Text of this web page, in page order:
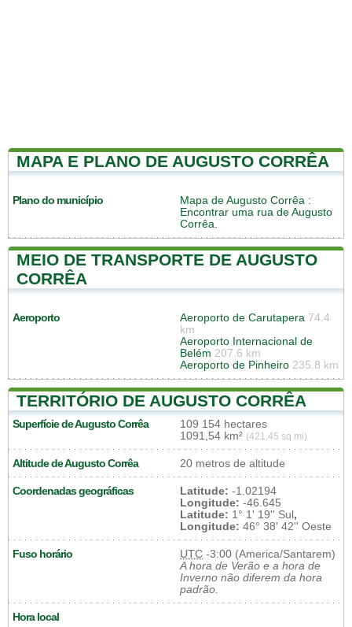
MAPA E PLANO DE AUGUSTO CORRÊA
Plano do município Mapa de Augusto Corrêa :
Encontrar uma rua de Augusto
Corrêa.
MEIO DE TRANSPORTE DE AUGUSTO
CORRÊA
Aeroporto Aeroporto de Carutapera 74.4
km
Aeroporto Internacional de
Belém 207.6 km
Aeroporto de Pinheiro 235.8 km
TERRITÓRIO DE AUGUSTO CORRÊA
Superfície de Augusto Corrêa
109 154 hectares
1091,54 km² (421,45 sq mi)
Altitude de Augusto Corrêa 20 metros de altitude
Coordenadas geográficas Latitude: -1.02194
Longitude: -46.645
Latitude: 1° 1' 19'' Sul,
Longitude: 46° 38' 42'' Oeste
Fuso horário UTC -3:00 (America/Santarem)
A hora de Verão e a hora de
Inverno não diferem da hora
padrão.
Hora local